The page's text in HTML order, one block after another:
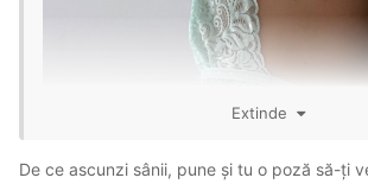
Extinde
De ce ascunzi sânii, pune și tu o poză să-ți